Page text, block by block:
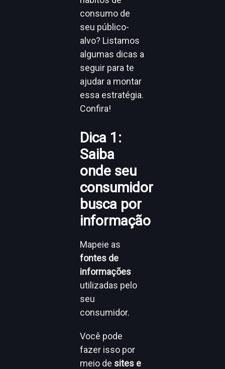
consumo de
seu público-
alvo? Listamos
algumas dicas a
seguir para te
ajudar a montar
essa estratégia.
Confira!
Dica 1:
Saiba
onde seu
consumidor
busca por
informação
Mapeie as
fontes de
informações
utilizadas pelo
seu
consumidor.
Você pode
fazer isso por
meio de sites e